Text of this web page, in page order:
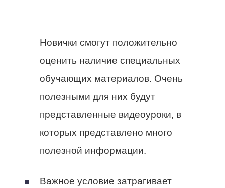
Новички смогут положительно
оценить наличие специальных
обучающих материалов. Очень
полезными для них будут
представленные видеоуроки, в
которых представлено много
полезной информации.
Важное условие затрагивает